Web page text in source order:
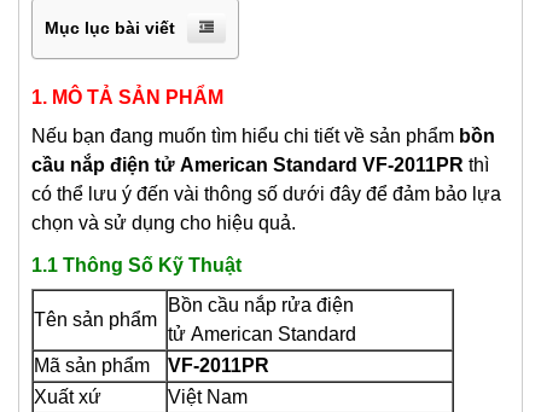
Mục lục bài viết
1. MÔ TẢ SẢN PHẨM
Nếu bạn đang muốn tìm hiểu chi tiết về sản phẩm bồn
cầu nắp điện tử American Standard VF-2011PR thì
có thể lưu ý đến vài thông số dưới đây để đảm bảo lựa
chọn và sử dụng cho hiệu quả.
1.1 Thông Số Kỹ Thuật
Tên sản phẩm
Bồn cầu nắp rửa điện
tử American Standard
Mã sản phẩm
VF-2011PR
Xuất xứ
Việt Nam